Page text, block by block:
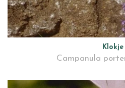
Klokje
Campanula